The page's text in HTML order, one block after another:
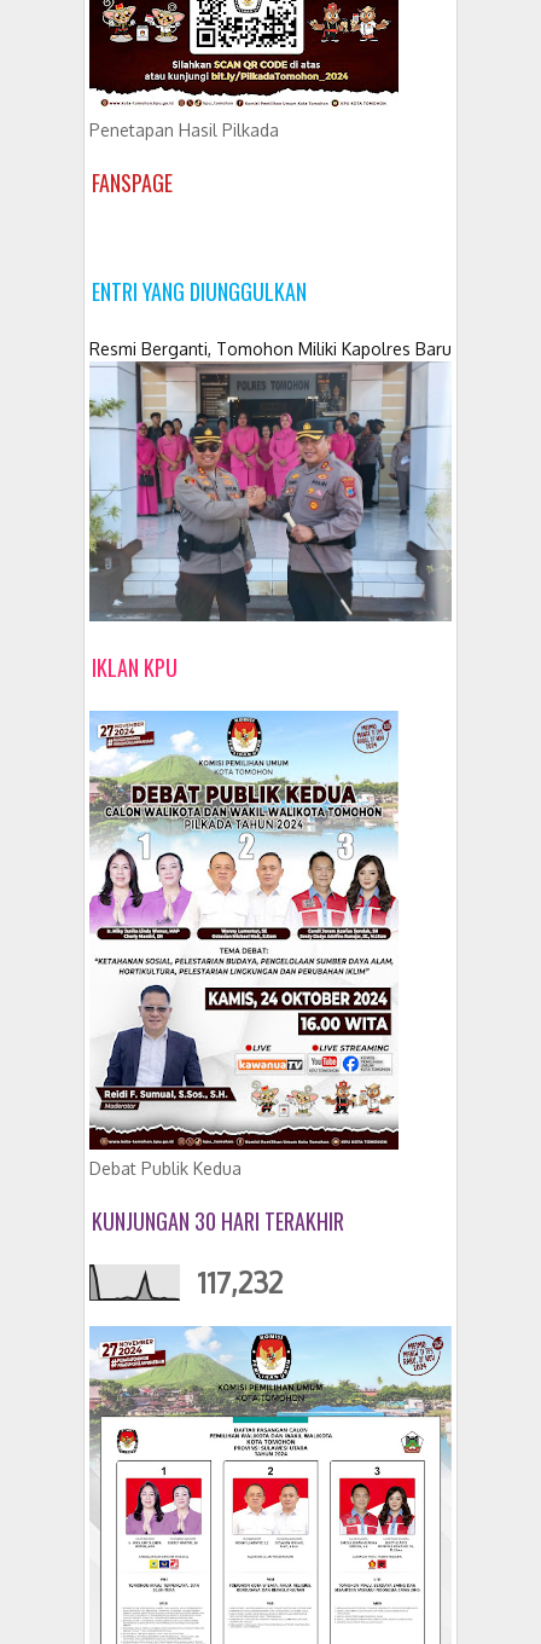
Penetapan Hasil Pilkada
FANSPAGE
ENTRI YANG DIUNGGULKAN
Resmi Berganti, Tomohon Miliki Kapolres Baru
IKLAN KPU
Debat Publik Kedua
KUNJUNGAN 30 HARI TERAKHIR
117,232